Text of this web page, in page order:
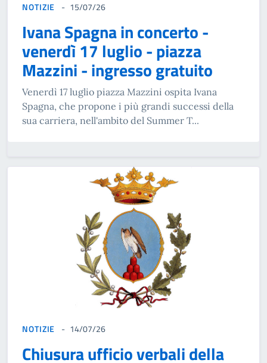
NOTIZIE 15/07/26
Ivana Spagna in concerto -
venerdì 17 luglio - piazza
Mazzini - ingresso gratuito
Venerdì 17 luglio piazza Mazzini ospita Ivana
Spagna, che propone i più grandi successi della
sua carriera, nell'ambito del Summer T...
NOTIZIE 14/07/26
Chiusura ufficio verbali della